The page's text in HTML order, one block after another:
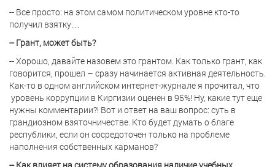
-- Все просто: на этом самом политическом уровне кто-то
получил взятку…
-- Грант, может быть?
-- Хорошо, давайте назовем это грантом. Как только грант, как
говорится, прошел – сразу начинается активная деятельность.
Как-то в одном английском интернет-журнале я прочитал, что
уровень коррупции в Киргизии оценен в 95%! Ну, какие тут еще
нужны комментарии?! Вот и ответ на ваш вопрос: суть в
грандиозном взяточничестве. Кто будет думать о благе
республики, если он сосредоточен только на проблеме
наполнения собственных карманов?